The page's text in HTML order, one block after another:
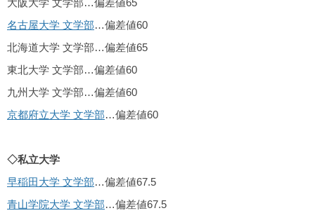
名古屋大学 文学部…偏差値60
北海道大学 文学部…偏差値65
東北大学 文学部…偏差値60
九州大学 文学部…偏差値60
京都府立大学 文学部…偏差値60
◇私立大学
早稲田大学 文学部…偏差値67.5
青山学院大学 文学部…偏差値67.5